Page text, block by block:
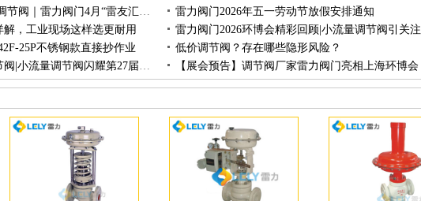
以经验赋能成长 以专业深耕调节阀｜雷力阀门4月“雷友汇”活动圆满举办
雷力阀门2026年五一劳动节放假安排通知
，工业现场这样选更耐用
雷力阀门2026环博会精彩回顾|小流量调节阀引关注
25P不锈钢款直接抄作业
低价调节阀？存在哪些隐形风险？
展会完美收官！雷力单座调节阀|小流量调节阀闪耀第27届上海环博会
【展会预告】调节阀厂家雷力阀门亮相上海环博会